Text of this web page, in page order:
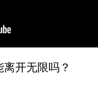
开无限吗？